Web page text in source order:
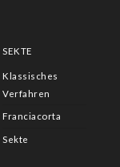
SEKTE
Klassisches
Verfahren
Franciacorta
Sekte